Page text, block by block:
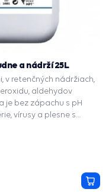
a nádrží 25L
v retenčných nádržiach,
aldehydov
je bez zápachu s pH
vírusy a plesne s